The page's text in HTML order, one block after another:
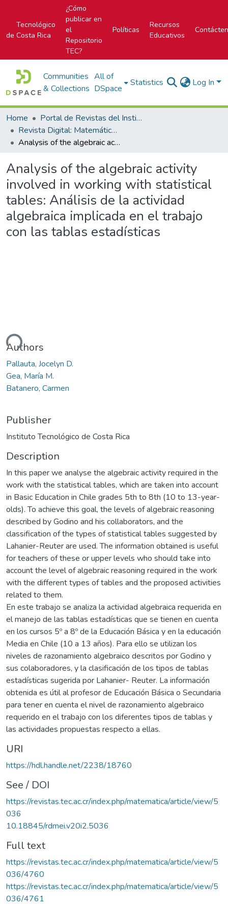
Tecnológico
de Costa Rica
¿Cómo
publicar en
el
Repositorio
TEC?
Políticas
Recursos
Educativos
Communities
& Collections
All of
DSpace
Statistics Log In
Home
Portal de Revistas del Instituto Tecnológico de Costa Rica
Revista Digital: Matemática, Educación e Internet
Analysis of the algebraic activity involved in working with statistical tables: Análisis de la actividad algebraica implicada en el trabajo con las tablas estadísticas
Analysis of the algebraic activity
involved in working with statistical
tables: Análisis de la actividad
algebraica implicada en el trabajo
con las tablas estadísticas
Authors
Pallauta, Jocelyn D.
Gea, María M.
Batanero, Carmen
Publisher
Instituto Tecnológico de Costa Rica
Description
In this paper we analyse the algebraic activity required in the
work with the statistical tables, which are taken into account
in Basic Education in Chile grades 5th to 8th (10 to 13-year-
olds). To achieve this goal, the levels of algebraic reasoning
described by Godino and his collaborators, and the
classification of the types of statistical tables suggested by
Lahanier-Reuter are used. The information obtained is useful
for teachers of these or upper levels who should take into
account the level of algebraic reasoning required in the work
with the different types of tables and the proposed activities
related to them.
En este trabajo se analiza la actividad algebraica requerida en
el manejo de las tablas estadísticas que se tienen en cuenta
en los cursos 5º a 8º de la Educación Básica y en la educación
Media en Chile (10 a 13 años). Para ello se utilizan los
niveles de razonamiento algebraico descritos por Godino y
sus colaboradores, y la clasificación de los tipos de tablas
estadísticas sugerida por Lahanier- Reuter. La información
obtenida es útil al profesor de Educación Básica o Secundaria
para tener en cuenta el nivel de razonamiento algebraico
requerido en el trabajo con los diferentes tipos de tablas y
las actividades propuestas respecto a ellas.
URI
https://hdl.handle.net/2238/18760
See / DOI
https://revistas.tec.ac.cr/index.php/matematica/article/view/5
036
10.18845/rdmei.v20i2.5036
Full text
https://revistas.tec.ac.cr/index.php/matematica/article/view/5
036/4760
https://revistas.tec.ac.cr/index.php/matematica/article/view/5
036/4761